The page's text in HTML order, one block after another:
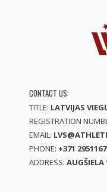
CONTACT US:
TITLE: LATVIJAS
REGISTRATION
EMAIL:
PHONE: +371
ADDRESS: AUGŠIELA